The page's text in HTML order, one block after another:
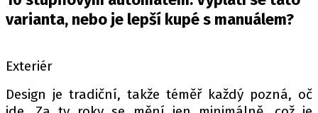
MEZINÁRODNÍ SCÉNA
varianta, nebo je lepší kupé s manuálem?
Exteriér
Design je tradiční, takže téměř každý pozná, oč